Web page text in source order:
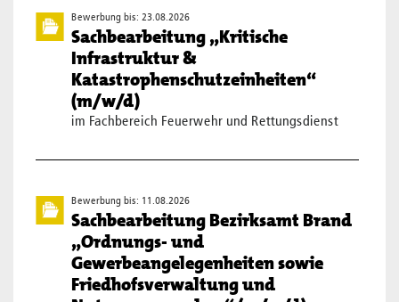
Bewerbung bis: 23.08.2026
Sachbearbeitung „Kritische
Infrastruktur &
Katastrophenschutzeinheiten“
(m/w/d)
im Fachbereich Feuerwehr und Rettungsdienst
Bewerbung bis: 11.08.2026
Sachbearbeitung Bezirksamt Brand
„Ordnungs- und
Gewerbeangelegenheiten sowie
Friedhofsverwaltung und